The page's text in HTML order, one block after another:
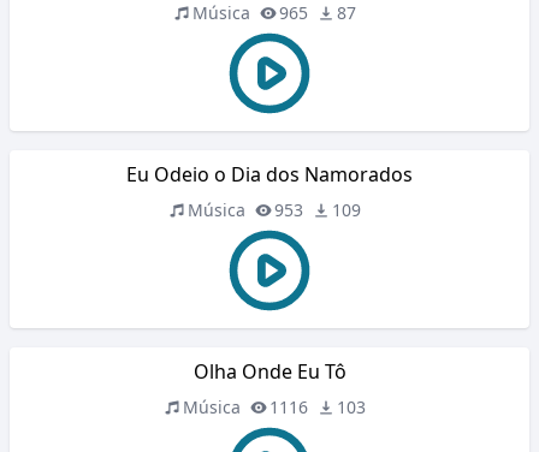
Música 965 87
Eu Odeio o Dia dos Namorados
Música 953 109
Olha Onde Eu Tô
Música 1116 103